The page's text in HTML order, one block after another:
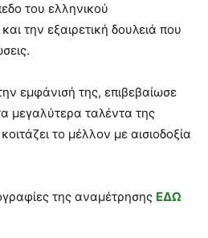
του ελληνικού
την εξαιρετική δουλειά που
εμφάνισή της, επιβεβαίωσε
μεγαλύτερα ταλέντα της
το μέλλον με αισιοδοξία
της αναμέτρησης ΕΔΩ